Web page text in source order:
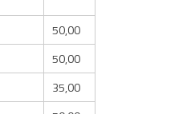
50,00
50,00
35,00